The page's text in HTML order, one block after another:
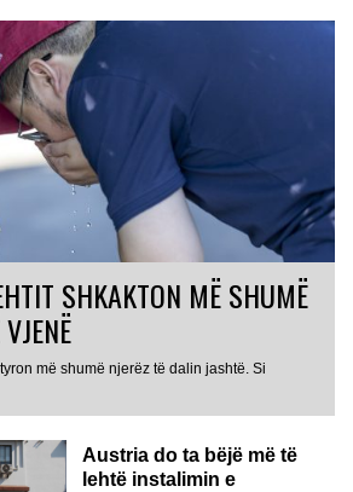
SHKAKTON MË SHUMË
më shumë njerëz të dalin jashtë. Si
Austria do ta bëjë më të
lehtë instalimin e